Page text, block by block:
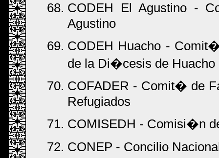
CODEH El Agustino -
Agustino
CODEH Huacho -
de la Di�cesis de Huacho
COFADER - Comit� de
Refugiados
COMISEDH - Comisi�n
CONEP - Concilio